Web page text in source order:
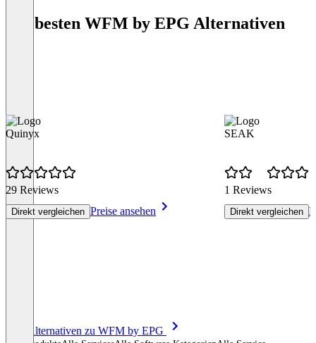
Die besten WFM by EPG Alternativen
Quinyx
29 Reviews
Direkt vergleichen Preise ansehen
SEAK
1 Reviews
Direkt vergleichen
Alle Alternativen zu WFM by EPG